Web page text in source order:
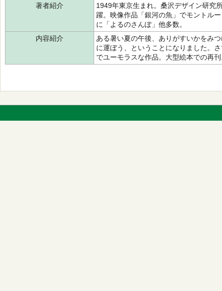
著者紹介
1949年東京生まれ。桑沢デザイン研究
躍。映像作品「銀河の魚」でモントル
に「よるのさんぽ」他多数。
内容紹介
ある暑い夏の午後、ありがすいかをみ
に運ぼう、ということになりました。
でユーモラスな作品。大型絵本での再